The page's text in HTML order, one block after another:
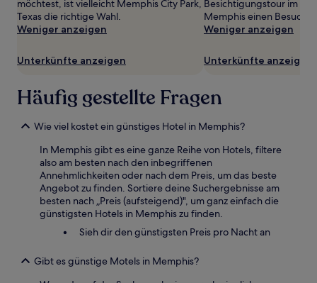
Preise
und
sich
können
Bedingungen
möchtest, ist vielleicht Memphis City Park,
Texas die richtige Wahl.
Weniger anzeigen
Unterkünfte anzeigen
Besichtigungstour im
Memphis einen Besuch
Weniger anzeigen
Unterkünfte anzeigen
Häufig gestellte Fragen
Wie viel kostet ein günstiges Hotel in Memphis?
In Memphis gibt es eine ganze Reihe von Hotels, filtere
also am besten nach den inbegriffenen
Annehmlichkeiten oder nach dem Preis, um das beste
Angebot zu finden. Sortiere deine Suchergebnisse am
besten nach „Preis (aufsteigend)", um ganz einfach die
günstigsten Hotels in Memphis zu finden.
Sieh dir den günstigsten Preis pro Nacht an
Gibt es günstige Motels in Memphis?